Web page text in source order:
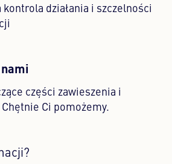
działania i szczelności
części zawieszenia i
Ci pomożemy.